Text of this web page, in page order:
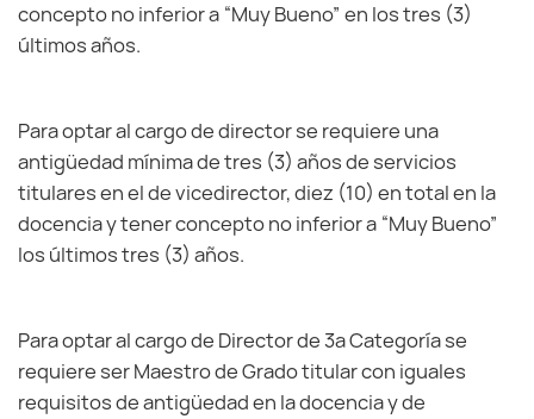
concepto no inferior a “Muy Bueno” en los tres (3)
últimos años.
Para optar al cargo de director se requiere una
antigüedad mínima de tres (3) años de servicios
titulares en el de vicedirector, diez (10) en total en la
docencia y tener concepto no inferior a “Muy Bueno”
los últimos tres (3) años.
Para optar al cargo de Director de 3ª Categoría se
requiere ser Maestro de Grado titular con iguales
requisitos de antigüedad en la docencia y de